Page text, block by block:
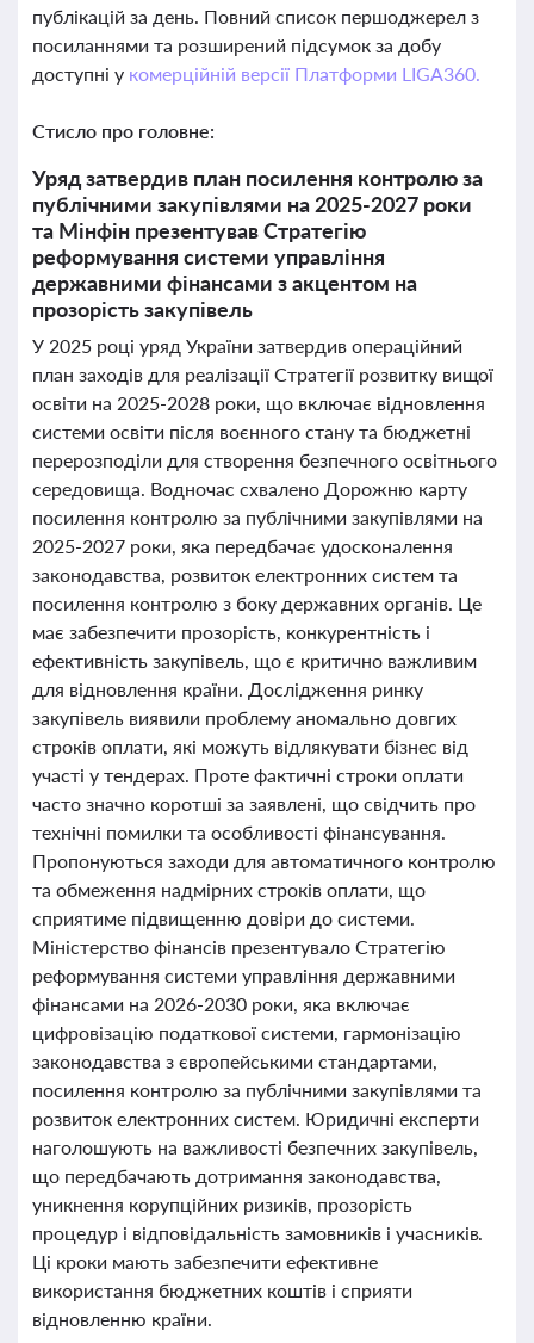
публікацій за день. Повний список першоджерел з
посиланнями та розширений підсумок за добу
доступні у комерційній версії Платформи LIGA360.
Стисло про головне:
Уряд затвердив план посилення контролю за
публічними закупівлями на 2025-2027 роки
та Мінфін презентував Стратегію
реформування системи управління
державними фінансами з акцентом на
прозорість закупівель
У 2025 році уряд України затвердив операційний
план заходів для реалізації Стратегії розвитку вищої
освіти на 2025-2028 роки, що включає відновлення
системи освіти після воєнного стану та бюджетні
перерозподіли для створення безпечного освітнього
середовища. Водночас схвалено Дорожню карту
посилення контролю за публічними закупівлями на
2025-2027 роки, яка передбачає удосконалення
законодавства, розвиток електронних систем та
посилення контролю з боку державних органів. Це
має забезпечити прозорість, конкурентність і
ефективність закупівель, що є критично важливим
для відновлення країни. Дослідження ринку
закупівель виявили проблему аномально довгих
строків оплати, які можуть відлякувати бізнес від
участі у тендерах. Проте фактичні строки оплати
часто значно коротші за заявлені, що свідчить про
технічні помилки та особливості фінансування.
Пропонуються заходи для автоматичного контролю
та обмеження надмірних строків оплати, що
сприятиме підвищенню довіри до системи.
Міністерство фінансів презентувало Стратегію
реформування системи управління державними
фінансами на 2026-2030 роки, яка включає
цифровізацію податкової системи, гармонізацію
законодавства з європейськими стандартами,
посилення контролю за публічними закупівлями та
розвиток електронних систем. Юридичні експерти
наголошують на важливості безпечних закупівель,
що передбачають дотримання законодавства,
уникнення корупційних ризиків, прозорість
процедур і відповідальність замовників і учасників.
Ці кроки мають забезпечити ефективне
використання бюджетних коштів і сприяти
відновленню країни.